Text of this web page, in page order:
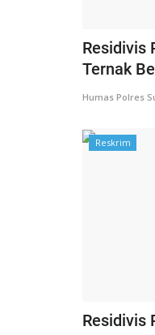
Residivis
Ternak
Humas Polres
Reskrim
Residivis
Arus Mudik